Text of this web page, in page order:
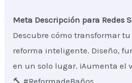
Meta Descripción para Redes
Descubre cómo transformar
reforma inteligente. Diseño,
en un solo lugar. ¡Aumenta el
🔨 #ReformadeBaños